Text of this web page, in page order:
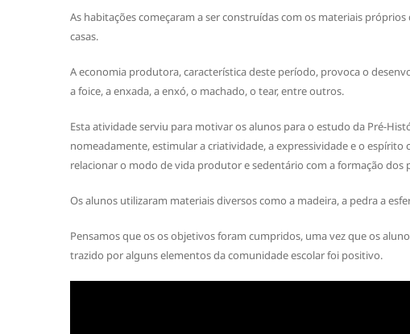
As habitações começaram a ser construídas com os materiais
casas.
A economia produtora, característica deste período, provoca o
a foice, a enxada, a enxó, o machado, o tear, entre outros.
Esta atividade serviu para motivar os alunos para o estudo da Pré-
nomeadamente, estimular a criatividade, a expressividade e o
relacionar o modo de vida produtor e sedentário com a formação dos
Os alunos utilizaram materiais diversos como a madeira, a pedra a
Pensamos que os os objetivos foram cumpridos, uma vez que os
trazido por alguns elementos da comunidade escolar foi positivo.